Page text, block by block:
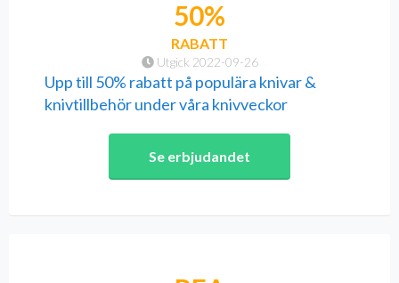
Utgick 2022-09-26
50%
RABATT
Upp till 50% rabatt på populära knivar &
knivtillbehör under våra knivveckor
Se erbjudandet